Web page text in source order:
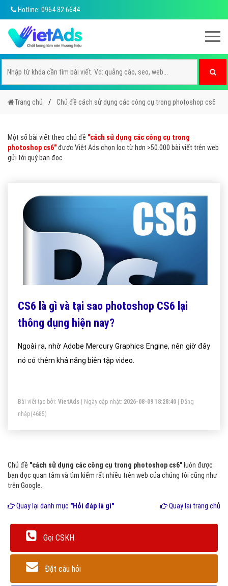
Hotline: 0964 82 6644
Trang chủ Chủ đề cách sử dụng các công cụ trong photoshop cs6
Một số bài viết theo chủ đề "cách sử dụng các công cụ trong
photoshop cs6"được Việt Ads chọn lọc từ hơn >50.000 bài viết trên web
gửi tới quý bạn đọc.
CS6 là gì và tại sao photoshop CS6 lại
thông dụng hiện nay?
Ngoài ra, nhờ Adobe Mercury Graphics Engine, nên giờ đây
nó có thêm khả năng biên tập video.
Bài viết tạo bởi: VietAds | Ngày cập nhật: 2026-08-09 18:28:40
Đăng
nhập(4685)
Chủ đề "cách sử dụng các công cụ trong photoshop cs6" luôn được
bạn đọc quan tâm và tìm kiếm rất nhiều trên web của chúng tôi cũng như
trên Google.
Quay lại danh mục "Hỏi đáp là gì" Quay lại trang chủ
Gọi CSKH
Đặt câu hỏi